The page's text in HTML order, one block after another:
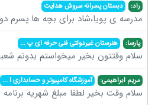
راد: دبستان پسرانه سروش هدایت
مدرسه ی پویا،شاد برای بچه ها.پسرم
پارسا: هنرستان غیردولتی فنی حرفه ای پ...
سلام وقتتون بخیر میخواستم بدونم
مریم ابراهیمی: آموزشگاه کامپیوتر و حسابداری ا...
سلام وقت بخیر لطفا مبلغ شهریه